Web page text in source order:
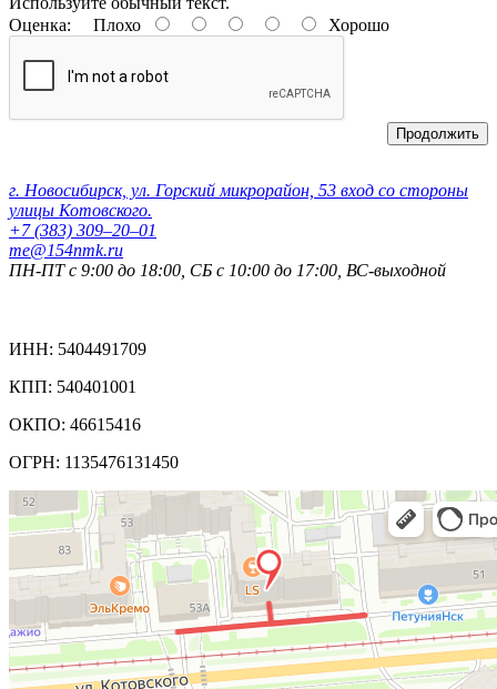
Оценка: Плохо Хорошо
Продолжить
г. Новосибирск, ул. Горский микрорайон, 53 вход со стороны
улицы Котовского.
+7 (383) 309‒20‒01
me@154nmk.ru
ПН-ПТ с 9:00 до 18:00, СБ с 10:00 до 17:00, ВС-выходной
ИНН: 5404491709
КПП: 540401001
ОКПО: 46615416
ОГРН: 1135476131450